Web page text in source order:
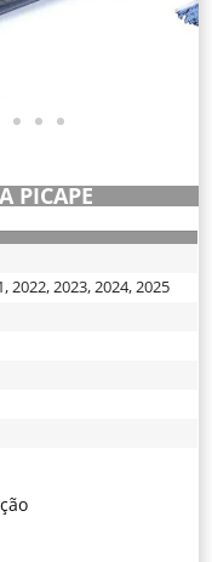
PICAPE
,2022,2023,2024,2025